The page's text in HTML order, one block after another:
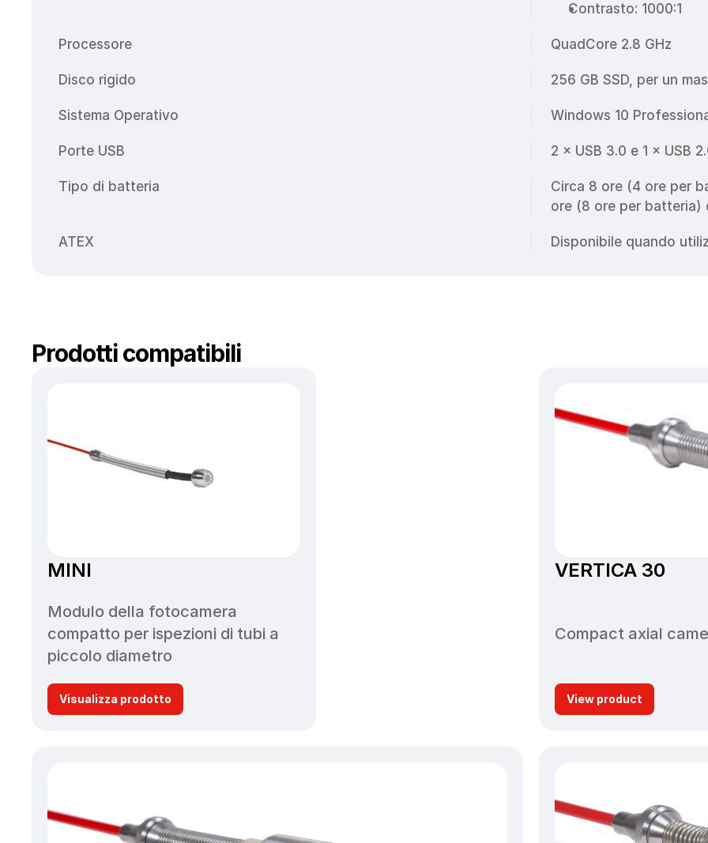
Contrasto: 1000:1
Processore QuadCore 2.8 GHz
Disco rigido 256 GB SSD, per un
Sistema Operativo Windows 10
Porte USB 2 × USB 3.0 e 1 × USB
Tipo di batteria
Circa 8 ore (4 ore per
ore (8 ore per batteria)
ATEX Disponibile quando
Prodotti compatibili
MINI
Modulo della fotocamera
compatto per ispezioni di tubi a
piccolo diametro
Visualizza prodotto
VERTICA 30
Compact axial
View product